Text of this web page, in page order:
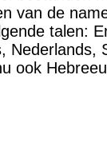
van de
talen:
Nederlands,
ook